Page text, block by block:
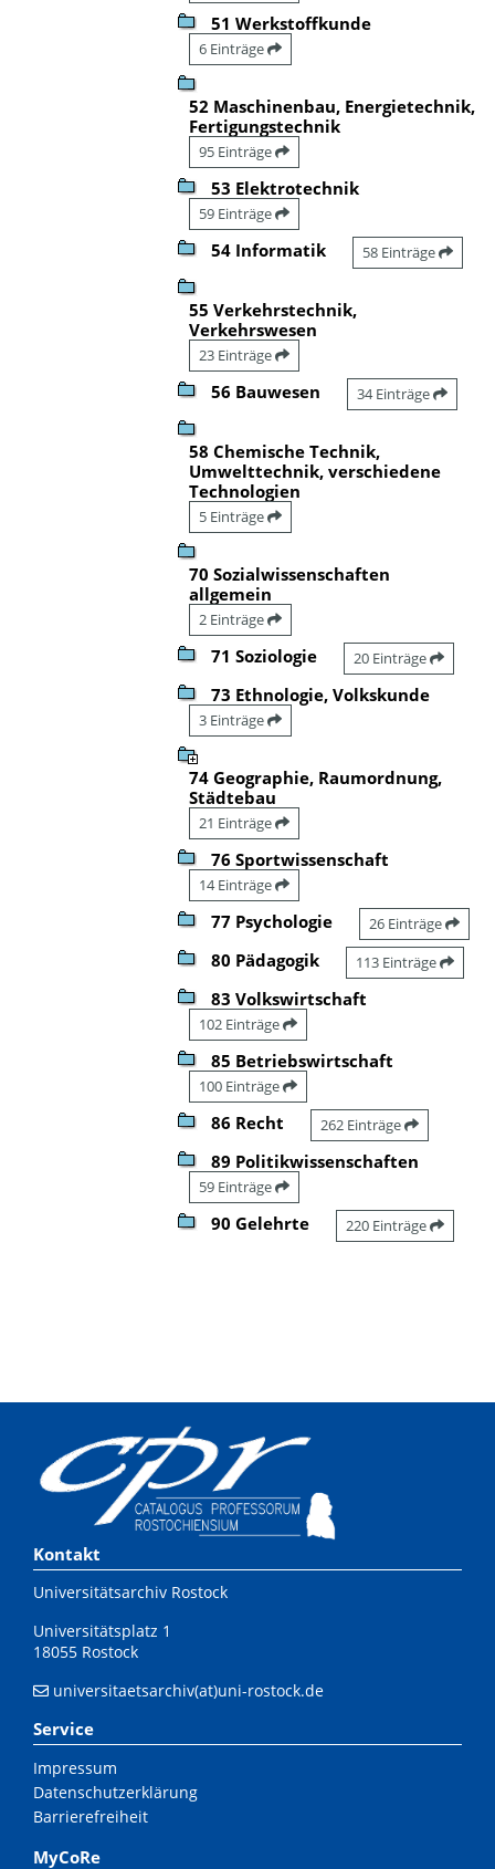
51 Werkstoffkunde
6 Einträge
52 Maschinenbau, Energietechnik,
Fertigungstechnik
95 Einträge
53 Elektrotechnik
59 Einträge
54 Informatik 58 Einträge
55 Verkehrstechnik,
Verkehrswesen
23 Einträge
56 Bauwesen 34 Einträge
58 Chemische Technik,
Umwelttechnik, verschiedene
Technologien
5 Einträge
70 Sozialwissenschaften
allgemein
2 Einträge
71 Soziologie 20 Einträge
73 Ethnologie, Volkskunde
3 Einträge
74 Geographie, Raumordnung,
Städtebau
21 Einträge
76 Sportwissenschaft
14 Einträge
77 Psychologie 26 Einträge
80 Pädagogik 113 Einträge
83 Volkswirtschaft
102 Einträge
85 Betriebswirtschaft
100 Einträge
86 Recht 262 Einträge
89 Politikwissenschaften
59 Einträge
90 Gelehrte 220 Einträge
Kontakt
Universitätsarchiv Rostock
Universitätsplatz 1
18055 Rostock
universitaetsarchiv(at)uni-rostock.de
Service
Impressum
Datenschutzerklärung
Barrierefreiheit
MyCoRe